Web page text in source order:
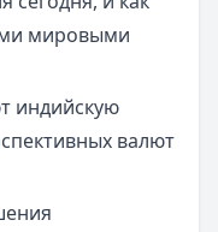
мировыми
индийскую
валют